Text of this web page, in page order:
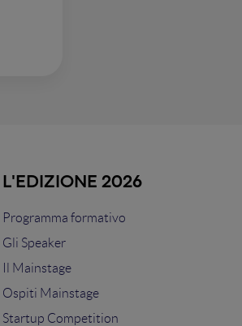
L'EDIZIONE 2026
Programma formativo
Gli Speaker
Il Mainstage
Ospiti Mainstage
Startup Competition